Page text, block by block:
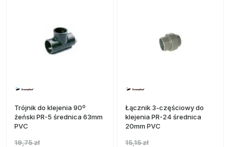
Trójnik do klejenia 90º
żeński PR-5 średnica 63mm
PVC
19,75 zł
Łącznik 3-częściowy do
klejenia PR-24 średnica
20mm PVC
15,15 zł